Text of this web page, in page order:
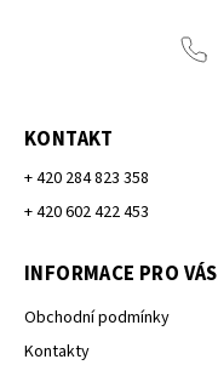
KONTAKT
+ 420 284 823 358
+ 420 602 422 453
INFORMACE PRO VÁS
Obchodní podmínky
Kontakty